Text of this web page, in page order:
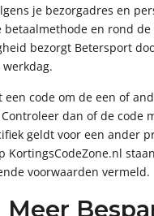
je bezorgadres en
betaalmethode en rond
bezorgt Betersport
een code om de een of
dan of de code
geldt voor een ander
KortingsCodeZone.nl
voorwaarden vermeld.
Meer